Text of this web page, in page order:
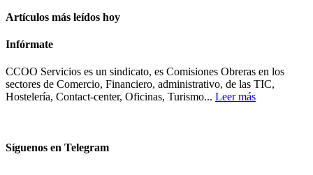
Artículos más leídos hoy
Infórmate
CCOO Servicios es un sindicato, es Comisiones Obreras en los
sectores de Comercio, Financiero, administrativo, de las TIC,
Hostelería, Contact-center, Oficinas, Turismo... Leer más
Síguenos en Telegram